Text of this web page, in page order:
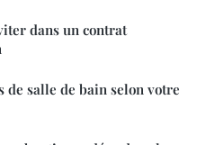
dans un contrat
salle de bain selon votre